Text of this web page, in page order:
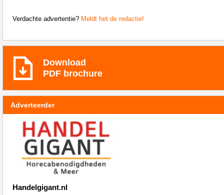
Verdachte advertentie? Meldt het de redactie!
Download
PDF brochure
Adverteerder
Handelgigant.nl